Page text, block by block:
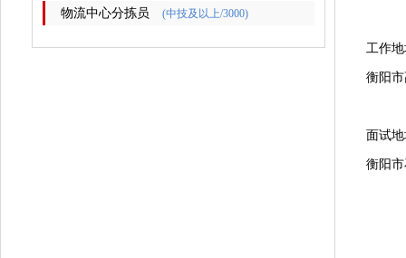
物流中心分拣员 (中技及以上/3000)
工作
衡阳
面试
衡阳